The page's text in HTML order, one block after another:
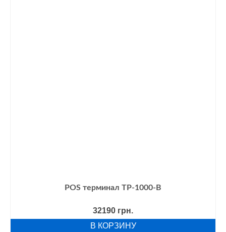
POS терминал TP-1000-B
32190 грн.
В КОРЗИНУ